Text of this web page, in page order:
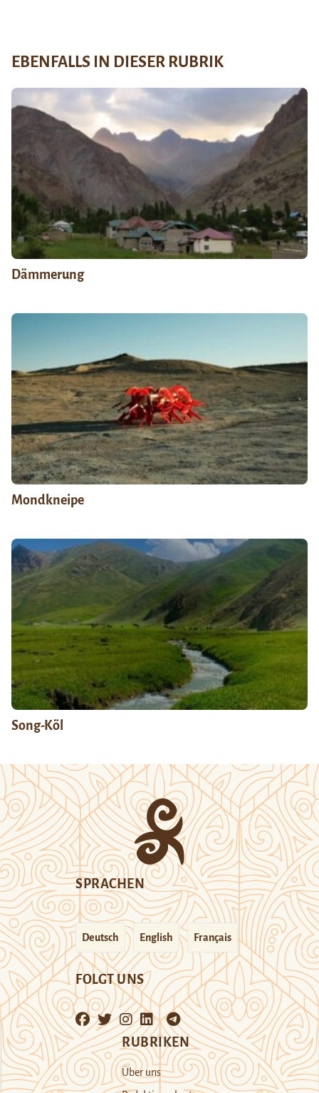
EBENFALLS IN DIESER RUBRIK
Dämmerung
Mondkneipe
Song-Köl
SPRACHEN
Deutsch English Français
FOLGT UNS
RUBRIKEN
Über uns